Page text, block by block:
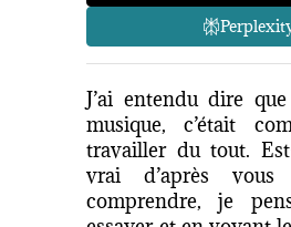
J’ai entendu dire
musique, c’était
travailler du tout.
vrai d’après
comprendre, je